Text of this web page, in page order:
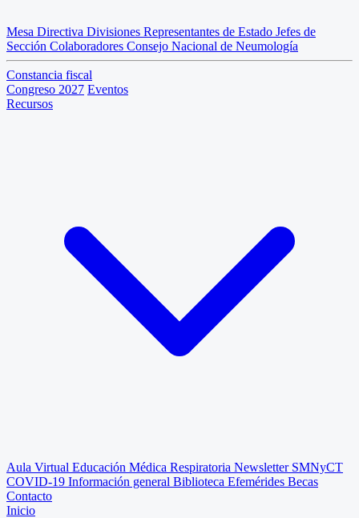
Mesa Directiva Divisiones Representantes de Estado Jefes de
Sección Colaboradores Consejo Nacional de Neumología
Constancia fiscal
Congreso 2027 Eventos
Recursos
Aula Virtual Educación Médica Respiratoria Newsletter SMNyCT
COVID-19 Información general Biblioteca Efemérides Becas
Contacto
Inicio